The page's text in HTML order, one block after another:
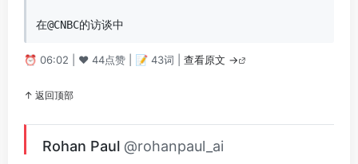
在@CNBC的访谈中
⏰ 06:02 | ❤️ 44点赞 | 📝 43词 | 查看原文 →
↑ 返回顶部
Rohan Paul @rohanpaul_ai